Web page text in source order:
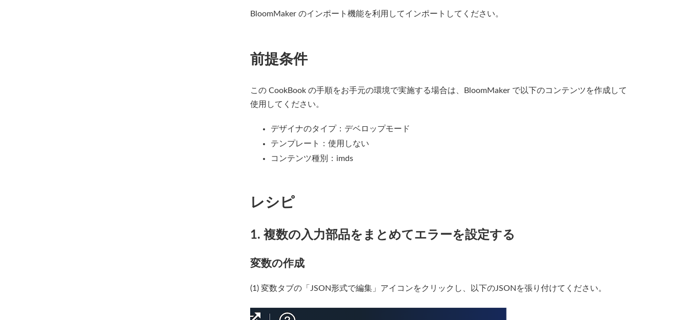
BloomMaker のインポート機能を利用してインポートしてください。
前提条件
この CookBook の手順をお手元の環境で実施する場合は、BloomMaker で以下のコンテンツを作成して
使用してください。
デザイナのタイプ：デベロップモード
テンプレート：使用しない
コンテンツ種別：imds
レシピ
1. 複数の入力部品をまとめてエラーを設定する
変数の作成
(1) 変数タブの「JSON形式で編集」アイコンをクリックし、以下のJSONを張り付けてください。